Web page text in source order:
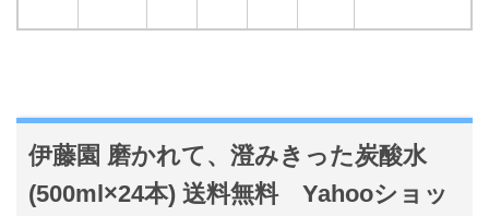
伊藤園 磨かれて、澄みきった炭酸水
(500ml×24本) 送料無料 Yahooショッ